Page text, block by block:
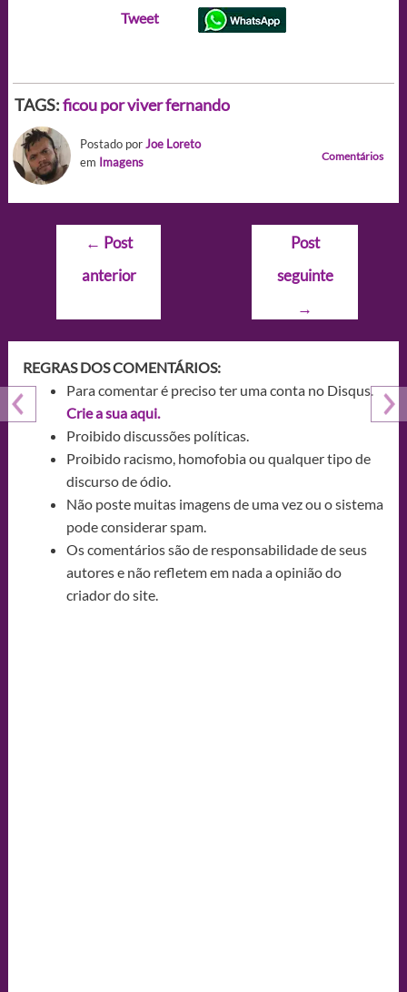
Tweet
TAGS:ficou por viver fernando
Postado porJoe Loreto
em Imagens Comentários
Navegação
Post
← Post
anterior
Post
seguinte
→
REGRAS DOS COMENTÁRIOS:
Para comentar é preciso ter uma conta no Disqus.
Crie a sua aqui.
Proibido discussões políticas.
Proibido racismo, homofobia ou qualquer tipo de
discurso de ódio.
Não poste muitas imagens de uma vez ou o sistema
pode considerar spam.
Os comentários são de responsabilidade de seus
autores e não refletem em nada a opinião do
criador do site.